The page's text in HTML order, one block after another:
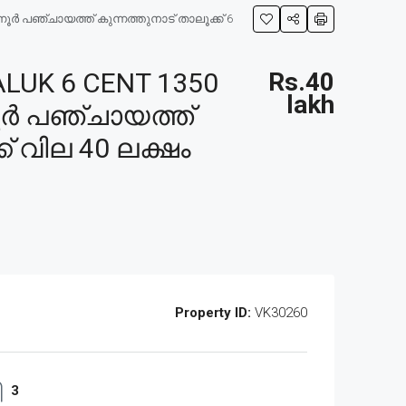
മഴുവന്നൂർ പഞ്ചായത്ത് കുന്നത്തുനാട് താലൂക്ക് 6
6 CENT 1350
പഞ്ചായത്ത്
40 ലക്ഷം
Rs.40
lakh
Property ID: VK30260
3